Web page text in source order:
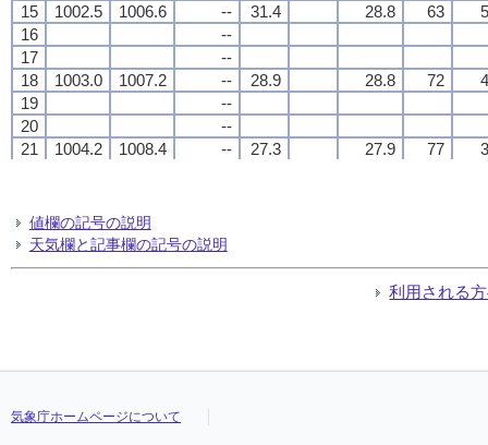
15
1002.5 1006.6 -- 31.4 28.8 63
16
--
17
--
18
1003.0 1007.2 -- 28.9 28.8 72
19
--
20
--
21
1004.2 1008.4 -- 27.3 27.9 77
24
1007.7
15
1002.5 1006.6 -- 31.4 28.8 63
16
--
17
--
18
1003.0 1007.2 -- 28.9 28.8 72
19
--
20
--
21
1004.2 1008.4 -- 27.3 27.9 77
24
1007.7
15
1002.5 1006.6 -- 31.4 28.8 63
16
--
17
--
18
1003.0 1007.2 -- 28.9 28.8 72
19
--
20
--
21
1004.2 1008.4 -- 27.3 27.9 77
24
1007.7
15
1002.5 1006.6 -- 31.4 28.8 63
16
--
17
--
18
1003.0 1007.2 -- 28.9 28.8 72
19
--
20
--
21
1004.2 1008.4 -- 27.3 27.9 77
24
1007.7
値欄の記号の説明
天気欄と記事欄の記号の説明
利用される
気象庁ホームページについて